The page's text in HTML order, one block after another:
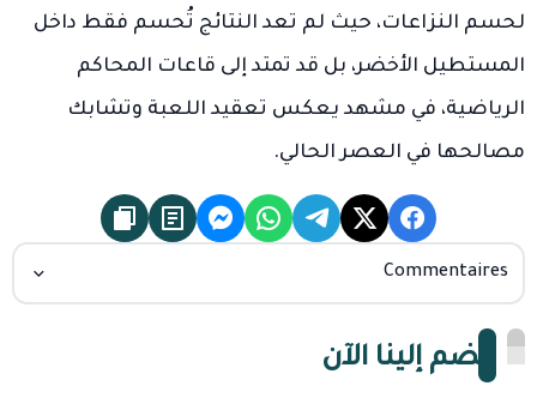
لحسم النزاعات، حيث لم تعد النتائج تُحسم فقط داخل
المستطيل الأخضر، بل قد تمتد إلى قاعات المحاكم
الرياضية، في مشهد يعكس تعقيد اللعبة وتشابك
مصالحها في العصر الحالي.
Commentaires
انضم إلينا الآن